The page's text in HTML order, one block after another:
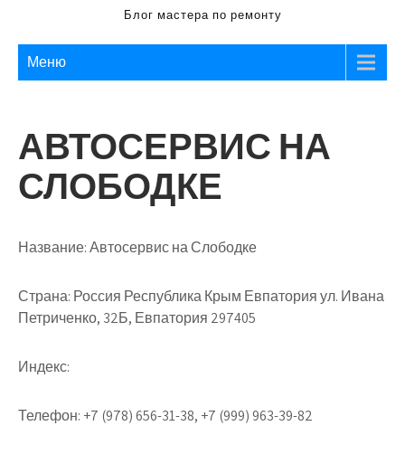
Блог мастера по ремонту
Меню
АВТОСЕРВИС НА
СЛОБОДКЕ
Название:Автосервис на Слободке
Страна: Россия Республика Крым Евпатория ул. Ивана
Петриченко, 32Б, Евпатория 297405
Индекс:
Телефон: +7 (978) 656-31-38, +7 (999) 963-39-82